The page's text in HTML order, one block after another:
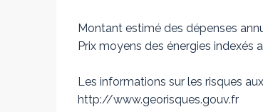
Montant estimé des dépenses
Prix moyens des énergies indexés
Les informations sur les risques
http://www.georisques.gouv.fr